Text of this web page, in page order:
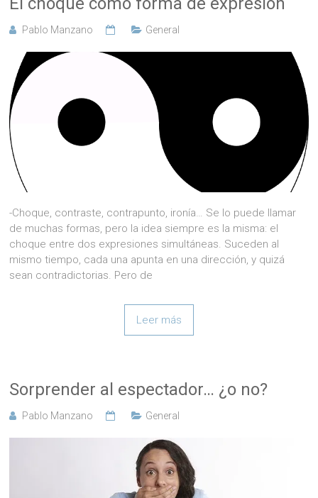
Pablo Manzano General
-Choque, contraste, contrapunto, ironía… Se lo puede llamar
de muchas formas, pero la idea siempre es la misma: el
choque entre dos expresiones simultáneas. Suceden al
mismo tiempo, cada una apunta en una dirección, y quizá
sean contradictorias. Pero de
Leer más
Sorprender al espectador… ¿o no?
Pablo Manzano General